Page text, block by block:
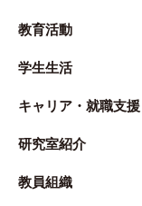
教育活動
学生生活
キャリア・就職支援
研究室紹介
教員組織